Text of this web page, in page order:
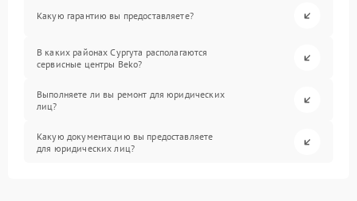
Какую гарантию вы предоставляете?
В каких районах Сургута располагаются
сервисные центры Beko?
Выполняете ли вы ремонт для юридических
лиц?
Какую документацию вы предоставляете
для юридических лиц?